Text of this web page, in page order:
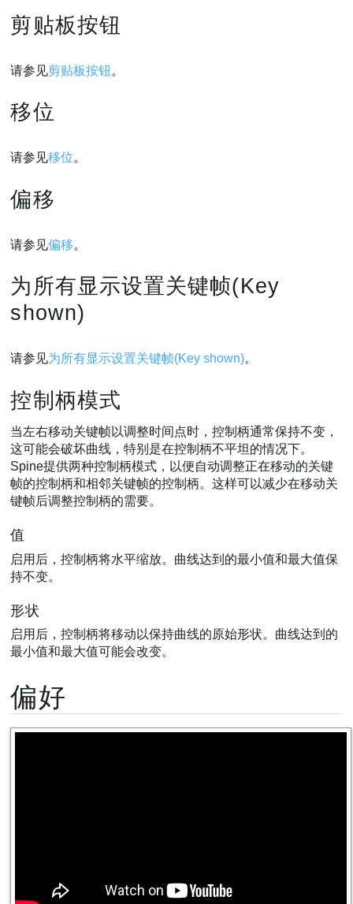
剪贴板按钮
请参见剪贴板按钮 。
移位
请参见移位。
偏移
请参见偏移。
为所有显示设置关键帧(Key
shown)
请参见为所有显示设置关键帧(Key shown)。
控制柄模式
当左右移动关键帧以调整时间点时，控制柄通常保持不变，
这可能会破坏曲线，特别是在控制柄不平坦的情况下。
Spine提供两种控制柄模式，以便自动调整正在移动的关键
帧的控制柄和相邻关键帧的控制柄。这样可以减少在移动关
键帧后调整控制柄的需要。
值
启用后，控制柄将水平缩放。曲线达到的最小值和最大值保
持不变。
形状
启用后，控制柄将移动以保持曲线的原始形状。曲线达到的
最小值和最大值可能会改变。
偏好